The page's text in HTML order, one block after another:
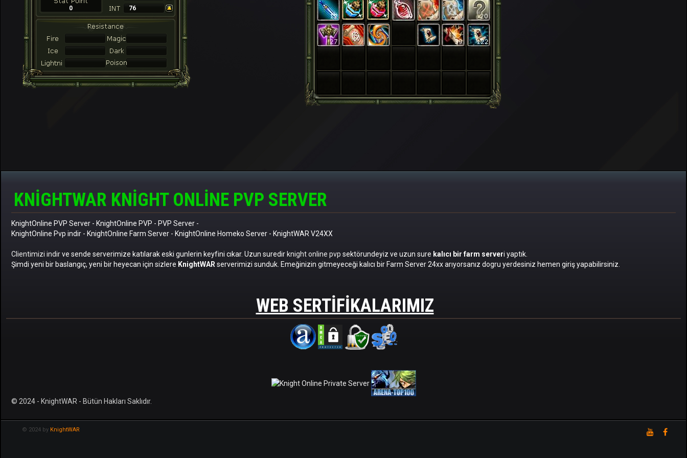
0 76
KNIGHTWAR KNIGHT ONLINE PVP SERVER
KnightOnline PVP Server - KnightOnline PVP - PVP Server -
KnightOnline Pvp indir - KnightOnline Farm Server - KnightOnline Homeko Server - KnightWAR V24XX
Clientimizi indirve sende serverimize katılarak eski gunlerin keyfini cıkar. Uzun suredir knight online pvp sektörundeyiz ve uzun sure kalıcı bir farm serveri yaptık.
Şimdi yeni bir baslangıç, yeni bir heyecan için sizlere KnightWAR serverimizi sunduk. Emeğinizin gitmeyeceği kalıcı bir Farm Server 24xx arıyorsanız dogru yerdesiniz hemen giriş yapabilirsiniz.
WEB SERTIFIKALARIMIZ
© 2024 - KnightWAR - Bütün Hakları Saklıdır.
© 2024 by KnightWAR